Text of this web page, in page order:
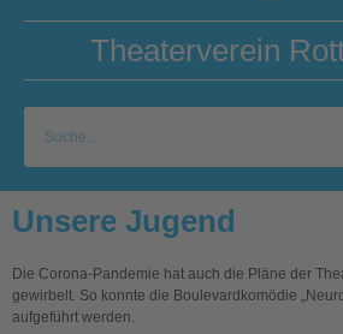
Theaterverein
Unsere Jugend
Die Corona-Pandemie hat auch die Pläne der
gewirbelt. So konnte die Boulevardkomödie
aufgeführt werden.